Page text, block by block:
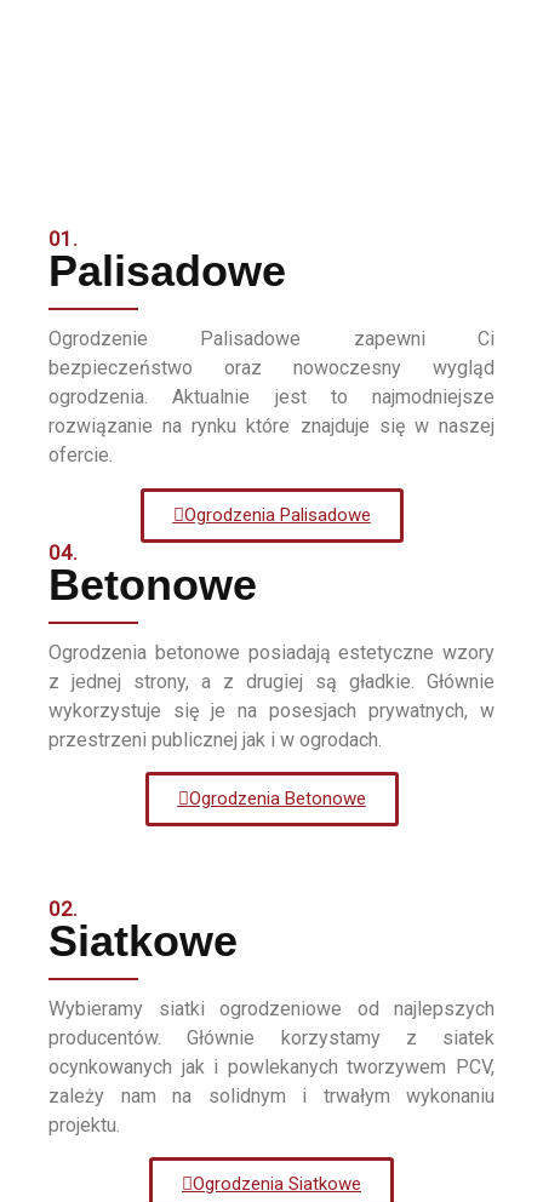
01.
Palisadowe
Ogrodzenie Palisadowe zapewni Ci
bezpieczeństwo oraz nowoczesny wygląd
ogrodzenia. Aktualnie jest to najmodniejsze
rozwiązanie na rynku które znajduje się w naszej
ofercie.
Ogrodzenia Palisadowe
04.
Betonowe
Ogrodzenia betonowe posiadają estetyczne wzory
z jednej strony, a z drugiej są gładkie. Głównie
wykorzystuje się je na posesjach prywatnych, w
przestrzeni publicznej jak i w ogrodach.
Ogrodzenia Betonowe
02.
Siatkowe
Wybieramy siatki ogrodzeniowe od najlepszych
producentów. Głównie korzystamy z siatek
ocynkowanych jak i powlekanych tworzywem PCV,
zależy nam na solidnym i trwałym wykonaniu
projektu.
Ogrodzenia Siatkowe